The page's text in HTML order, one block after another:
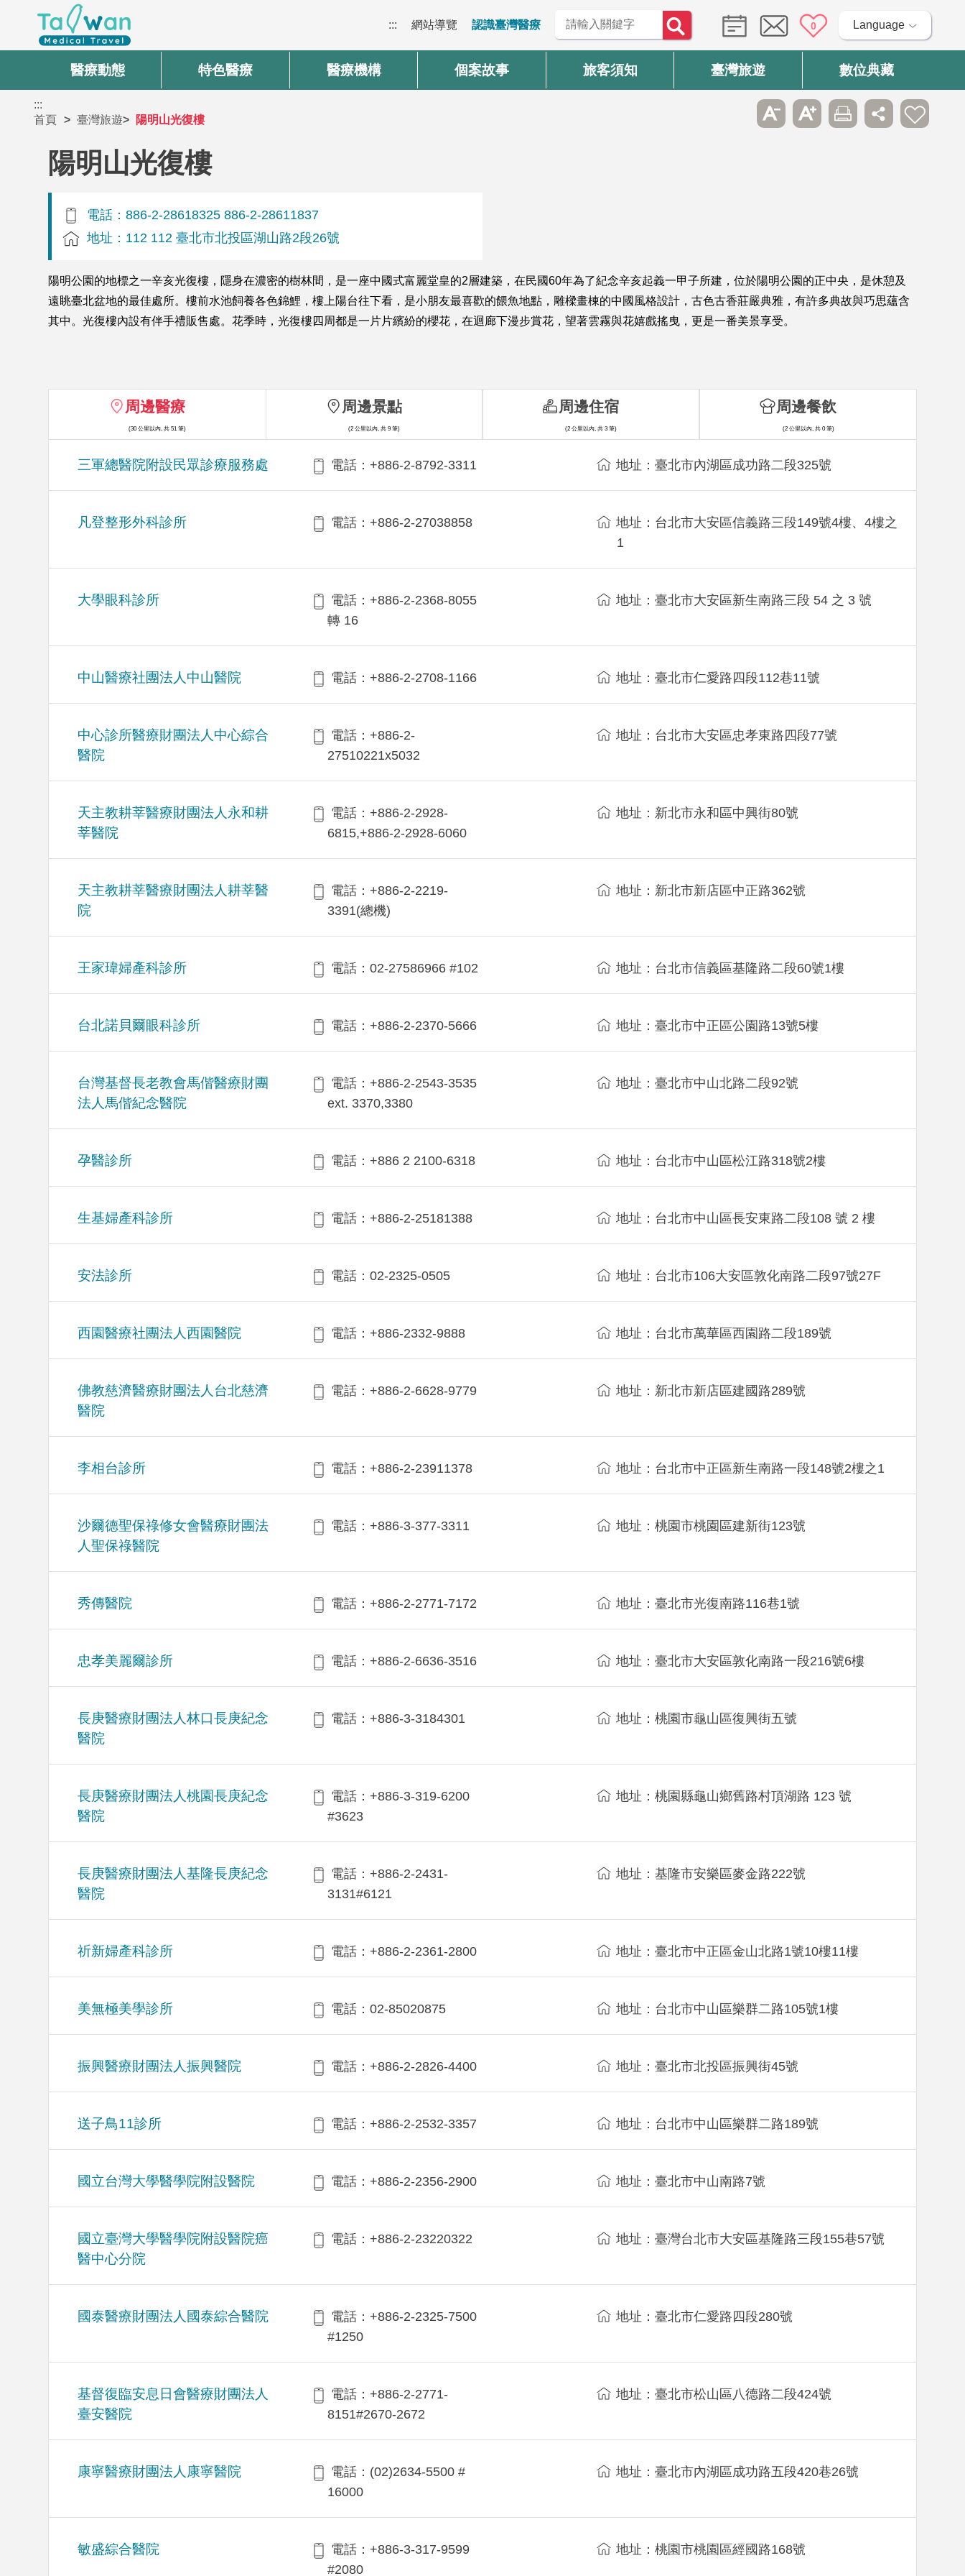
::: 網站導覽 認識臺灣醫療 0 Language
醫療動態 特色醫療 醫療機構 個案故事 旅客須知 臺灣旅遊 數位典藏
:::
首頁
臺灣旅遊 陽明山光復樓
陽明山光復樓
電話：886-2-28618325 886-2-28611837
地址：112 112 臺北市北投區湖山路2段26號
陽明公園的地標之一辛亥光復樓，隱身在濃密的樹林間，是一座中國式富麗堂皇的2層建築，在民國60年為了紀念辛亥起義一甲子所建，位於陽明公園的正中央，是休憩及
遠眺臺北盆地的最佳處所。樓前水池飼養各色錦鯉，樓上陽台往下看，是小朋友最喜歡的餵魚地點，雕樑畫棟的中國風格設計，古色古香莊嚴典雅，有許多典故與巧思蘊含
其中。光復樓內設有伴手禮販售處。花季時，光復樓四周都是一片片繽紛的櫻花，在迴廊下漫步賞花，望著雲霧與花嬉戲搖曳，更是一番美景享受。
周邊醫療
(30 公里以內, 共 51 筆)
三軍總醫院附設民眾診療服務處 電話：+886-2-8792-3311 地址：臺北市內湖區成功路二段325號
凡登整形外科診所 電話：+886-2-27038858
地址：台北市大安區信義路三段149號4樓、4樓之
1
大學眼科診所
電話：+886-2-2368-8055
轉 16
地址：臺北市大安區新生南路三段 54 之 3 號
中山醫療社團法人中山醫院 電話：+886-2-2708-1166 地址：臺北市仁愛路四段112巷11號
中心診所醫療財團法人中心綜合
醫院
電話：+886-2-
27510221x5032
地址：台北市大安區忠孝東路四段77號
天主教耕莘醫療財團法人永和耕
莘醫院
電話：+886-2-2928-
6815,+886-2-2928-6060
地址：新北市永和區中興街80號
天主教耕莘醫療財團法人耕莘醫
院
電話：+886-2-2219-
3391(總機)
地址：新北市新店區中正路362號
王家瑋婦產科診所 電話：02-27586966 #102 地址：台北市信義區基隆路二段60號1樓
台北諾貝爾眼科診所 電話：+886-2-2370-5666 地址：臺北市中正區公園路13號5樓
台灣基督長老教會馬偕醫療財團
法人馬偕紀念醫院
電話：+886-2-2543-3535
ext. 3370,3380
地址：臺北市中山北路二段92號
孕醫診所 電話：+886 2 2100-6318 地址：台北市中山區松江路318號2樓
生基婦產科診所 電話：+886-2-25181388 地址：台北市中山區長安東路二段108 號 2 樓
安法診所 電話：02-2325-0505 地址：台北市106大安區敦化南路二段97號27F
西園醫療社團法人西園醫院 電話：+886-2332-9888 地址：台北市萬華區西園路二段189號
佛教慈濟醫療財團法人台北慈濟
醫院
電話：+886-2-6628-9779 地址：新北市新店區建國路289號
李相台診所 電話：+886-2-23911378 地址：台北市中正區新生南路一段148號2樓之1
沙爾德聖保祿修女會醫療財團法
人聖保祿醫院
電話：+886-3-377-3311 地址：桃園市桃園區建新街123號
秀傳醫院 電話：+886-2-2771-7172 地址：臺北市光復南路116巷1號
忠孝美麗爾診所 電話：+886-2-6636-3516 地址：臺北市大安區敦化南路一段216號6樓
長庚醫療財團法人林口長庚紀念
醫院
電話：+886-3-3184301 地址：桃園市龜山區復興街五號
長庚醫療財團法人桃園長庚紀念
醫院
電話：+886-3-319-6200
#3623
地址：桃園縣龜山鄉舊路村頂湖路 123 號
長庚醫療財團法人基隆長庚紀念
醫院
電話：+886-2-2431-
3131#6121
地址：基隆市安樂區麥金路222號
祈新婦產科診所 電話：+886-2-2361-2800 地址：臺北市中正區金山北路1號10樓11樓
美無極美學診所 電話：02-85020875 地址：台北市中山區樂群二路105號1樓
振興醫療財團法人振興醫院 電話：+886-2-2826-4400 地址：臺北市北投區振興街45號
送子鳥11診所 電話：+886-2-2532-3357 地址：台北巿中山區樂群二路189號
國立台灣大學醫學院附設醫院 電話：+886-2-2356-2900 地址：臺北市中山南路7號
國立臺灣大學醫學院附設醫院癌
醫中心分院
電話：+886-2-23220322 地址：臺灣台北市大安區基隆路三段155巷57號
國泰醫療財團法人國泰綜合醫院
電話：+886-2-2325-7500
#1250
地址：臺北市仁愛路四段280號
基督復臨安息日會醫療財團法人
臺安醫院
電話：+886-2-2771-
8151#2670-2672
地址：臺北市松山區八德路二段424號
康寧醫療財團法人康寧醫院
電話：(02)2634-5500 #
16000
地址：臺北市內湖區成功路五段420巷26號
敏盛綜合醫院
電話：+886-3-317-9599
#2080
地址：桃園市桃園區經國路168號
周邊景點
(2 公里以內, 共 9 筆)
周邊住宿
(2 公里以內, 共 3 筆)
周邊餐飲
(2 公里以內, 共 0 筆)